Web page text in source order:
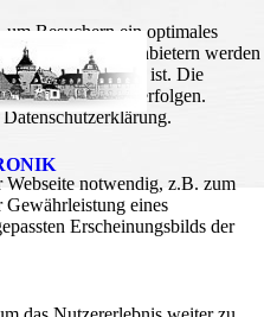
Besuchern ein optimales
Inhalte von Drittanbietern werden
Option aktiviert ist. Die
einem Drittland erfolgen.
notwendig, z.B. zum
eines
Erscheinungsbilds der